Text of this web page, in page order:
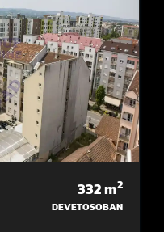
332m2
DEVETOSOBAN